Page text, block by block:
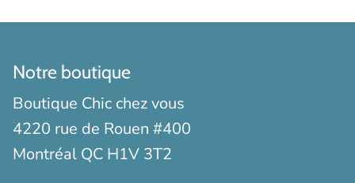
Notre boutique
Boutique Chic chez vous
4220 rue de Rouen #400
Montréal QC H1V 3T2